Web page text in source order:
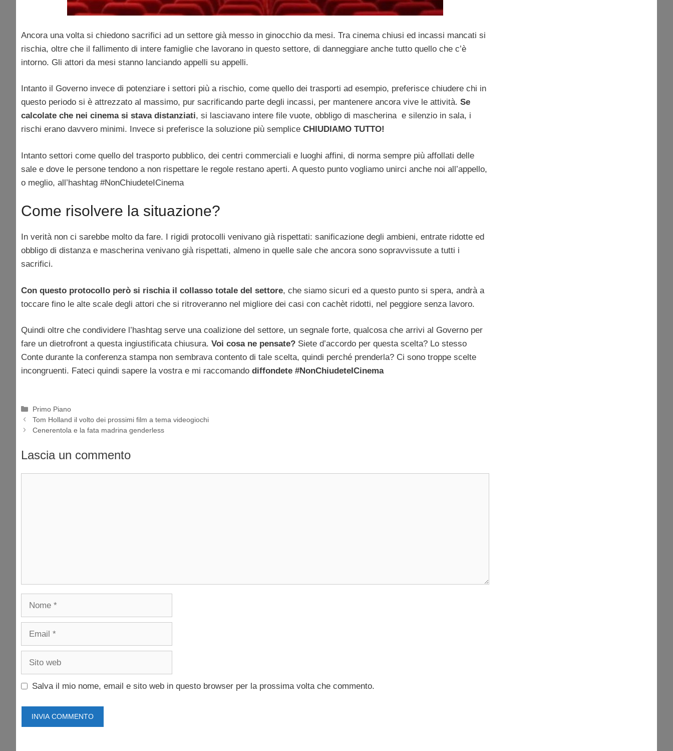
Ancora una volta si chiedono sacrifici ad un settore già messo in ginocchio da mesi. Tra cinema chiusi ed incassi mancati si
rischia, oltre che il fallimento di intere famiglie che lavorano in questo settore, di danneggiare anche tutto quello che c’è
intorno. Gli attori da mesi stanno lanciando appelli su appelli.
Intanto il Governo invece di potenziare i settori più a rischio, come quello dei trasporti ad esempio, preferisce chiudere chi in
questo periodo si è attrezzato al massimo, pur sacrificando parte degli incassi, per mantenere ancora vive le attività. Se
calcolate che nei cinema si stava distanziati, si lasciavano intere file vuote, obbligo di mascherina e silenzio in sala, i
rischi erano davvero minimi. Invece si preferisce la soluzione più semplice CHIUDIAMO TUTTO!
Intanto settori come quello del trasporto pubblico, dei centri commerciali e luoghi affini, di norma sempre più affollati delle
sale e dove le persone tendono a non rispettare le regole restano aperti. A questo punto vogliamo unirci anche noi all’appello,
o meglio, all’hashtag #NonChiudeteICinema
Come risolvere la situazione?
In verità non ci sarebbe molto da fare. I rigidi protocolli venivano già rispettati: sanificazione degli ambieni, entrate ridotte ed
obbligo di distanza e mascherina venivano già rispettati, almeno in quelle sale che ancora sono sopravvissute a tutti i
sacrifici.
Con questo protocollo però si rischia il collasso totale del settore, che siamo sicuri ed a questo punto si spera, andrà a
toccare fino le alte scale degli attori che si ritroveranno nel migliore dei casi con cachèt ridotti, nel peggiore senza lavoro.
Quindi oltre che condividere l’hashtag serve una coalizione del settore, un segnale forte, qualcosa che arrivi al Governo per
fare un dietrofront a questa ingiustificata chiusura. Voi cosa ne pensate? Siete d’accordo per questa scelta? Lo stesso
Conte durante la conferenza stampa non sembrava contento di tale scelta, quindi perché prenderla? Ci sono troppe scelte
incongruenti. Fateci quindi sapere la vostra e mi raccomando diffondete #NonChiudeteICinema
Categorie
Primo Piano
Tom Holland il volto dei prossimi film a tema videogiochi
Cenerentola e la fata madrina genderless
Lascia un commento
Nome
Email
Sito
Salva il mio nome, email e sito web in questo browser per la prossima volta che commento.